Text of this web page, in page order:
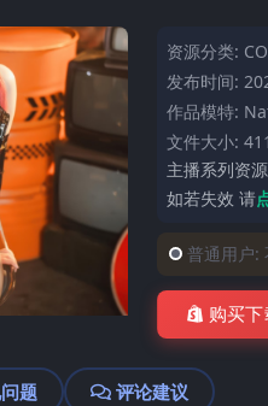
资源分类:
发布时间:
作品模特:
文件大小:
主播系列资
如若失效 请
普通用户:
购买
题 评论建议